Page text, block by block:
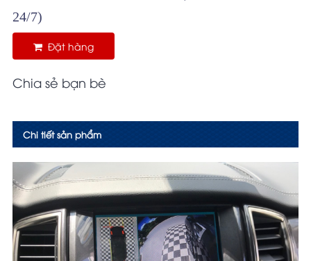
24/7)
Đặt hàng
Chia sẻ bạn bè
Chi tiết sản phẩm